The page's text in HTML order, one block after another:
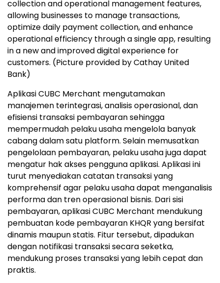
collection and operational management features,
allowing businesses to manage transactions,
optimize daily payment collection, and enhance
operational efficiency through a single app, resulting
in a new and improved digital experience for
customers. (Picture provided by Cathay United
Bank)
Aplikasi CUBC Merchant mengutamakan
manajemen terintegrasi, analisis operasional, dan
efisiensi transaksi pembayaran sehingga
mempermudah pelaku usaha mengelola banyak
cabang dalam satu platform. Selain memusatkan
pengelolaan pembayaran, pelaku usaha juga dapat
mengatur hak akses pengguna aplikasi. Aplikasi ini
turut menyediakan catatan transaksi yang
komprehensif agar pelaku usaha dapat menganalisis
performa dan tren operasional bisnis. Dari sisi
pembayaran, aplikasi CUBC Merchant mendukung
pembuatan kode pembayaran KHQR yang bersifat
dinamis maupun statis. Fitur tersebut, dipadukan
dengan notifikasi transaksi secara seketka,
mendukung proses transaksi yang lebih cepat dan
praktis.